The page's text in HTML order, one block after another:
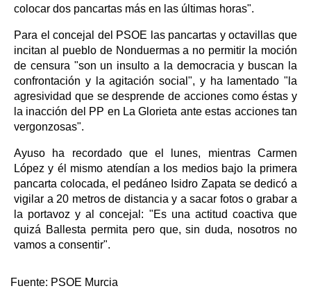
colocar dos pancartas más en las últimas horas".
Para el concejal del PSOE las pancartas y octavillas que
incitan al pueblo de Nonduermas a no permitir la moción
de censura "son un insulto a la democracia y buscan la
confrontación y la agitación social", y ha lamentado "la
agresividad que se desprende de acciones como éstas y
la inacción del PP en La Glorieta ante estas acciones tan
vergonzosas".
Ayuso ha recordado que el lunes, mientras Carmen
López y él mismo atendían a los medios bajo la primera
pancarta colocada, el pedáneo Isidro Zapata se dedicó a
vigilar a 20 metros de distancia y a sacar fotos o grabar a
la portavoz y al concejal: "Es una actitud coactiva que
quizá Ballesta permita pero que, sin duda, nosotros no
vamos a consentir".
Fuente: PSOE Murcia